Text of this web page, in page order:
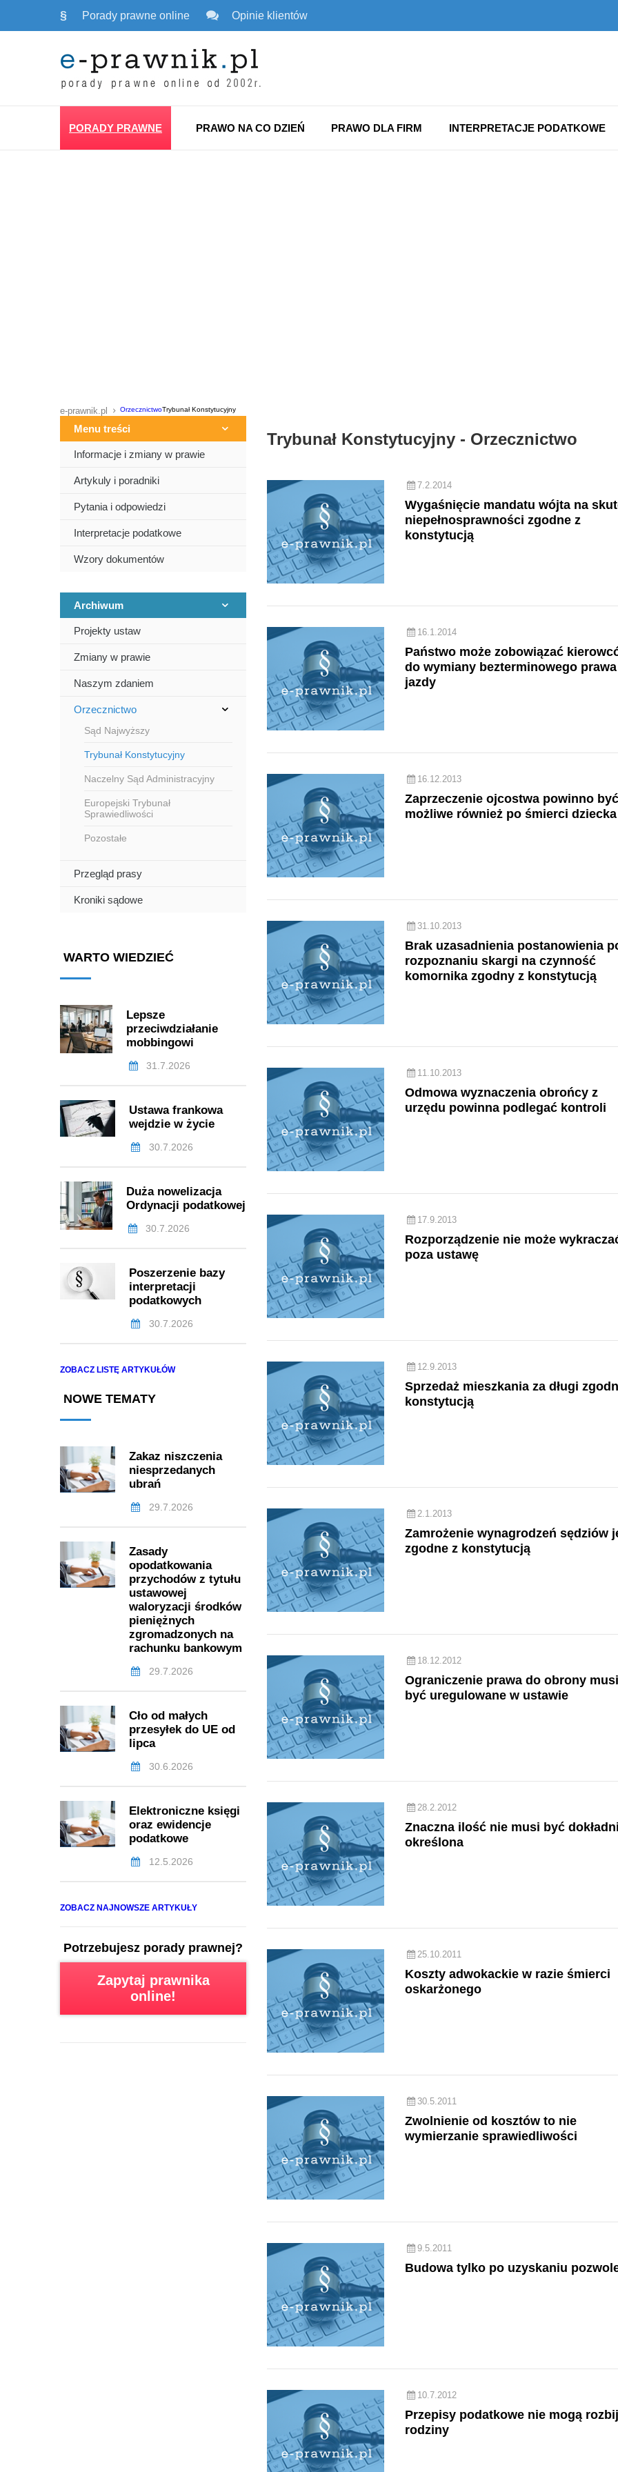
§ Porady prawne online Opinie klientów
PORADY PRAWNE PRAWO NA CO DZIEŃ PRAWO DLA FIRM INTERPRETACJE PODATKOWE
e-prawnik.pl OrzecznictwoTrybunał Konstytucyjny
Menu treści
Informacje i zmiany w prawie
Artykuly i poradniki
Pytania i odpowiedzi
Interpretacje podatkowe
Wzory dokumentów
Archiwum
Projekty ustaw
Zmiany w prawie
Naszym zdaniem
Orzecznictwo
Sąd Najwyższy
Trybunał Konstytucyjny
Naczelny Sąd Administracyjny
Europejski Trybunał
Sprawiedliwości
Pozostałe
Przegląd prasy
Kroniki sądowe
WARTO WIEDZIEĆ
Lepsze
przeciwdziałanie
mobbingowi
31.7.2026
Ustawa frankowa
wejdzie w życie
30.7.2026
Duża nowelizacja
Ordynacji podatkowej
30.7.2026
Poszerzenie bazy
interpretacji
podatkowych
30.7.2026
ZOBACZ LISTĘ ARTYKUŁÓW
NOWE TEMATY
Zakaz niszczenia
niesprzedanych
ubrań
29.7.2026
Zasady
opodatkowania
przychodów z tytułu
ustawowej
waloryzacji środków
pieniężnych
zgromadzonych na
rachunku bankowym
29.7.2026
Cło od małych
przesyłek do UE od
lipca
30.6.2026
Elektroniczne księgi
oraz ewidencje
podatkowe
12.5.2026
ZOBACZ NAJNOWSZE ARTYKUŁY
Potrzebujesz porady prawnej?
Zapytaj prawnika
online!
Trybunał Konstytucyjny - Orzecznictwo
7.2.2014
Wygaśnięcie mandatu wójta na
niepełnosprawności zgodne z
konstytucją
16.1.2014
Państwo może zobowiązać
do wymiany bezterminowego prawa
jazdy
16.12.2013
Zaprzeczenie ojcostwa powinno być
możliwe również po śmierci dziecka
31.10.2013
Brak uzasadnienia postanowienia
rozpoznaniu skargi na czynność
komornika zgodny z konstytucją
11.10.2013
Odmowa wyznaczenia obrońcy z
urzędu powinna podlegać kontroli
17.9.2013
Rozporządzenie nie może
poza ustawę
12.9.2013
Sprzedaż mieszkania za długi
konstytucją
2.1.2013
Zamrożenie wynagrodzeń sędziów
zgodne z konstytucją
18.12.2012
Ograniczenie prawa do obrony musi
być uregulowane w ustawie
28.2.2012
Znaczna ilość nie musi być
określona
25.10.2011
Koszty adwokackie w razie śmierci
oskarżonego
30.5.2011
Zwolnienie od kosztów to nie
wymierzanie sprawiedliwości
9.5.2011
Budowa tylko po uzyskaniu
10.7.2012
Przepisy podatkowe nie mogą
rodziny